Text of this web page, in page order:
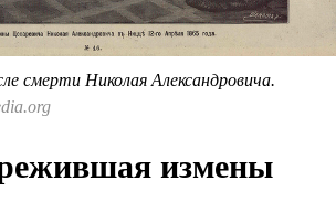
смерти Николая Александровича.
измены